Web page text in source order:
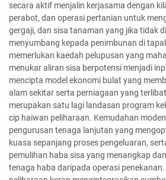
secara aktif menjalin kerjasama dengan
perabot, dan operasi pertanian untuk
gergaji, dan sisa tanaman yang jika tidak
menyumbang kepada penimbunan di
memerlukan kaedah pelupusan yang
menukar aliran sisa berpotensi menjadi
mencipta model ekonomi bulat yang
alam sekitar serta perniagaan yang
merupakan satu lagi landasan program
cip haiwan peliharaan. Kemudahan
pengurusan tenaga lanjutan yang
kuasa sepanjang proses pengeluaran,
pemulihan haba sisa yang menangkap
tenaga haba daripada operasi